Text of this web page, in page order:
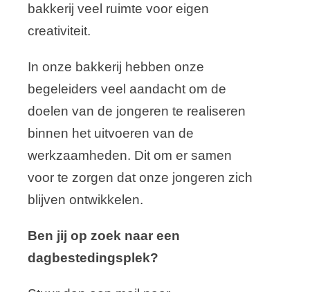
bakkerij veel ruimte voor eigen
creativiteit.
In onze bakkerij hebben onze
begeleiders veel aandacht om de
doelen van de jongeren te realiseren
binnen het uitvoeren van de
werkzaamheden. Dit om er samen
voor te zorgen dat onze jongeren zich
blijven ontwikkelen.
Ben jij op zoek naar een
dagbestedingsplek?